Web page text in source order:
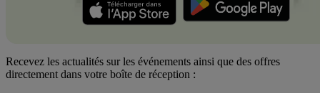
Recevez les actualités sur les événements ainsi que des offres
directement dans votre boîte de réception :